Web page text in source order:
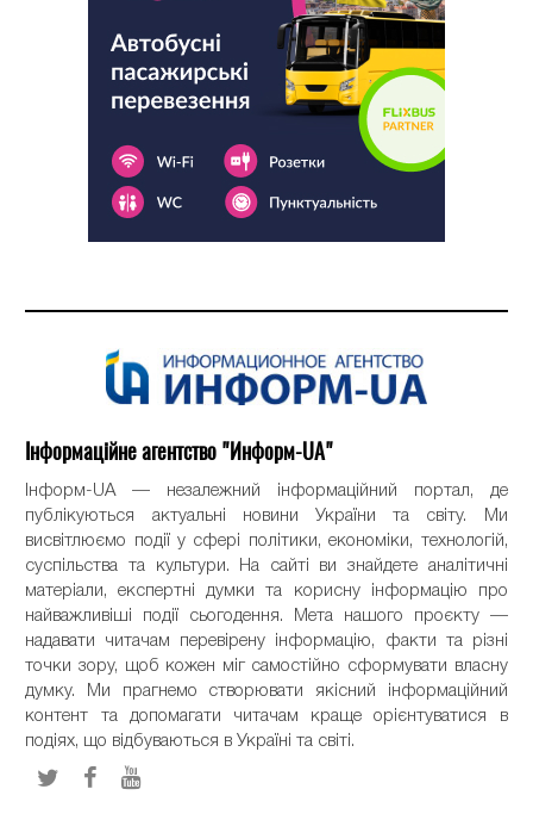
Інформаційне агентство "Информ-UA"
Інформ-UA — незалежний інформаційний портал, де
публікуються актуальні новини України та світу. Ми
висвітлюємо події у сфері політики, економіки, технологій,
суспільства та культури. На сайті ви знайдете аналітичні
матеріали, експертні думки та корисну інформацію про
найважливіші події сьогодення. Мета нашого проєкту —
надавати читачам перевірену інформацію, факти та різні
точки зору, щоб кожен міг самостійно сформувати власну
думку. Ми прагнемо створювати якісний інформаційний
контент та допомагати читачам краще орієнтуватися в
подіях, що відбуваються в Україні та світі.